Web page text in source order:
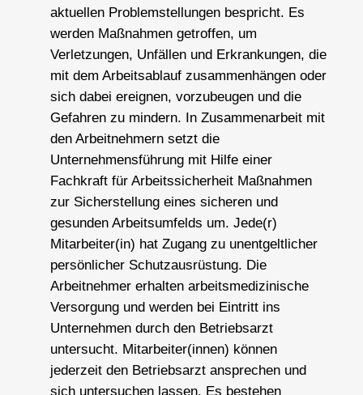
aktuellen Problemstellungen bespricht. Es
werden Maßnahmen getroffen, um
Verletzungen, Unfällen und Erkrankungen, die
mit dem Arbeitsablauf zusammenhängen oder
sich dabei ereignen, vorzubeugen und die
Gefahren zu mindern. In Zusammenarbeit mit
den Arbeitnehmern setzt die
Unternehmensführung mit Hilfe einer
Fachkraft für Arbeitssicherheit Maßnahmen
zur Sicherstellung eines sicheren und
gesunden Arbeitsumfelds um. Jede(r)
Mitarbeiter(in) hat Zugang zu unentgeltlicher
persönlicher Schutzausrüstung. Die
Arbeitnehmer erhalten arbeitsmedizinische
Versorgung und werden bei Eintritt ins
Unternehmen durch den Betriebsarzt
untersucht. Mitarbeiter(innen) können
jederzeit den Betriebsarzt ansprechen und
sich untersuchen lassen. Es bestehen